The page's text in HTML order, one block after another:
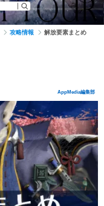
攻略情報 解放要素まとめ
AppMedia編集部